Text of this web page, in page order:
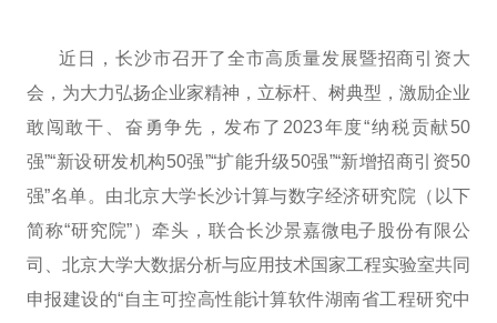
近日，长沙市召开了全市高质量发展暨招商引资大
会，为大力弘扬企业家精神，立标杆、树典型，激励企业
敢闯敢干、奋勇争先，发布了2023年度“纳税贡献50
强”“新设研发机构50强”“扩能升级50强”“新增招商引资50
强”名单。由北京大学长沙计算与数字经济研究院（以下
简称“研究院”）牵头，联合长沙景嘉微电子股份有限公
司、北京大学大数据分析与应用技术国家工程实验室共同
申报建设的“自主可控高性能计算软件湖南省工程研究中